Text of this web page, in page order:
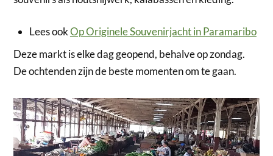
Lees ookOp Originele Souvenirjacht in Paramaribo
Deze markt is elke dag geopend, behalve op zondag.
De ochtenden zijn de beste momenten om te gaan.